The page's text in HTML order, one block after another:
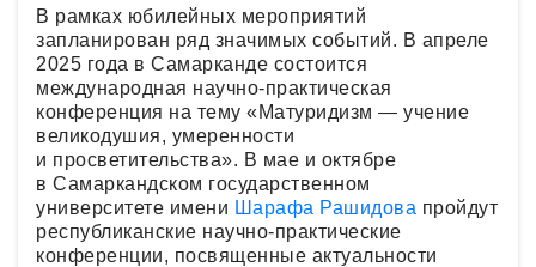
В рамках юбилейных мероприятий
запланирован ряд значимых событий. В апреле
2025 года в Самарканде состоится
международная научно-практическая
конференция на тему «Матуридизм — учение
великодушия, умеренности
и просветительства». В мае и октябре
в Самаркандском государственном
университете имени Шарафа Рашидова пройдут
республиканские научно-практические
конференции, посвященные актуальности